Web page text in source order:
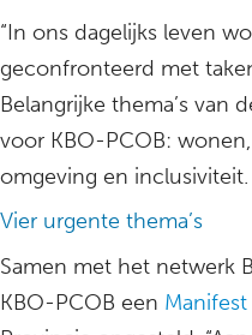
“In ons dagelijks leven
geconfronteerd met
Belangrijke thema’s van
voor KBO-PCOB:
omgeving en inclusiviteit.
Vier urgente thema’s
Samen met het netwerk
KBO-PCOB een Manifest